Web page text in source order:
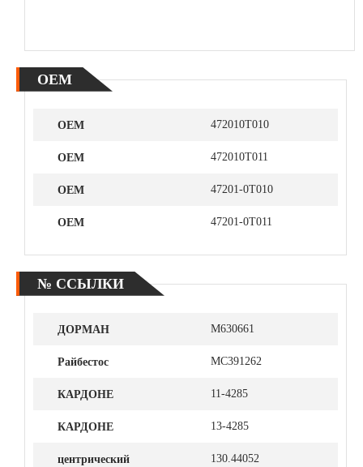
ОЕМ
ОЕМ 472010T010
ОЕМ 472010T011
ОЕМ 47201-0Т010
ОЕМ 47201-0T011
№ ССЫЛКИ
ДОРМАН M630661
Райбестос MC391262
КАРДОНЕ 11-4285
КАРДОНЕ 13-4285
центрический 130.44052